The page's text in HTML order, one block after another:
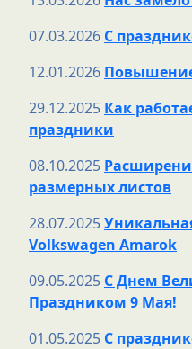
07.03.2026 С
12.01.2026
29.12.2025 Как
праздники
08.10.2025
размерных листов
28.07.2025
Volkswagen Amarok
09.05.2025 С Днем
Праздником 9 Мая!
01.05.2025 С